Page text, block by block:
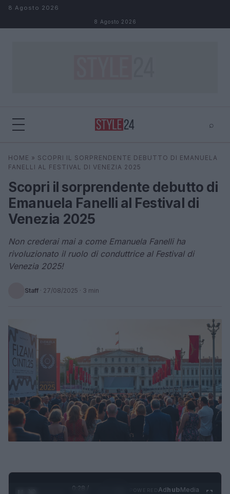
Salta al contenuto
8 Agosto 2026
8 Agosto 2026
⌕
Cerca ⌕ ×
HOME » SCOPRI IL SORPRENDENTE DEBUTTO DI EMANUELA
FANELLI AL FESTIVAL DI VENEZIA 2025
Scopri il sorprendente debutto di
Emanuela Fanelli al Festival di
Venezia 2025
Non crederai mai a come Emanuela Fanelli ha
rivoluzionato il ruolo di conduttrice al Festival di
Venezia 2025!
Staff · 27/08/2025 · 3 min
0:28 /
AdhubMedia